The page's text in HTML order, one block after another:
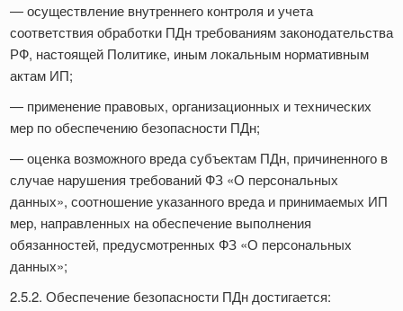
— осуществление внутреннего контроля и учета
соответствия обработки ПДн требованиям законодательства
РФ, настоящей Политике, иным локальным нормативным
актам ИП;
— применение правовых, организационных и технических
мер по обеспечению безопасности ПДн;
— оценка возможного вреда субъектам ПДн, причиненного в
случае нарушения требований ФЗ «О персональных
данных», соотношение указанного вреда и принимаемых ИП
мер, направленных на обеспечение выполнения
обязанностей, предусмотренных ФЗ «О персональных
данных»;
2.5.2. Обеспечение безопасности ПДн достигается: